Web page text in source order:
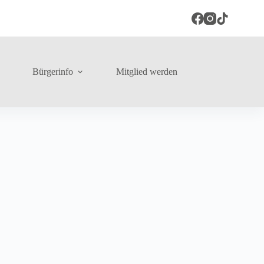
Bürgerinfo Mitglied werden